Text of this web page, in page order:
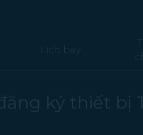
Lịch bay
ký thiết bị